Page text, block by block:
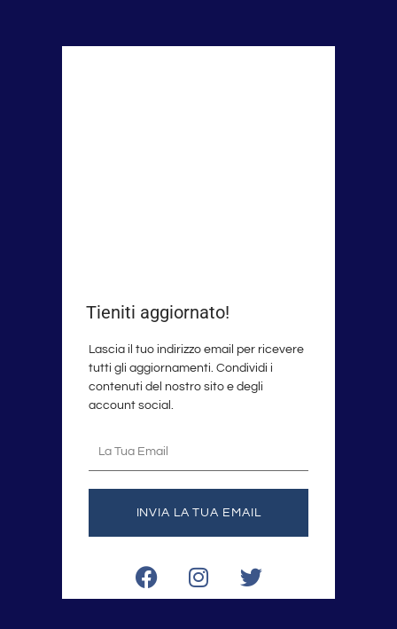
Tieniti aggiornato!
Lascia il tuo indirizzo email per ricevere
tutti gli aggiornamenti. Condividi i
contenuti del nostro sito e degli
account social.
INVIA LA TUA EMAIL
F
a
I
n
T
w